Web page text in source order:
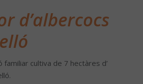
d’albercocs
familiar cultiva de 7 hectàres d’